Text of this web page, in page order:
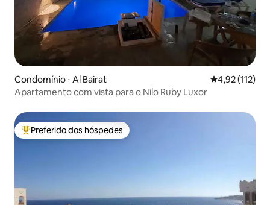
Condomínio ⋅ Al Bairat 4,92 de uma
4,92 (112)
Apartamento com vista para o Nilo Ruby Luxor
Entre os melhores preferidos dos hóspedes
Preferido dos hóspedes